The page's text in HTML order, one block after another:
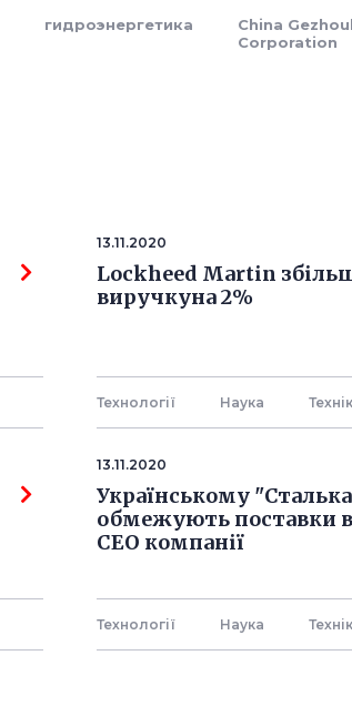
гидроэнергетика
China
Corporation
13.11.2020
Lockheed Martin
виручкуна 2%
Технології Наука
13.11.2020
Українському
обмежують поставки
СЕО компанії
Технології Наука